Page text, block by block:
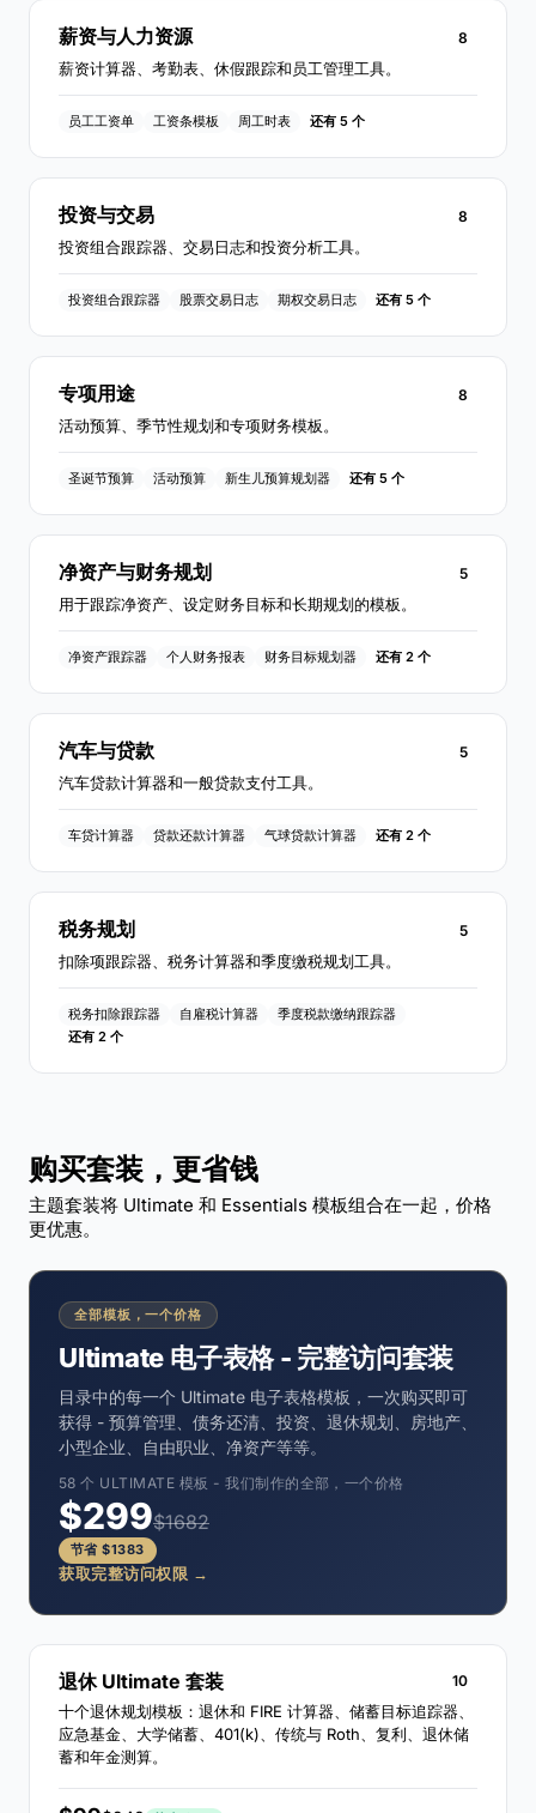
薪资与人力资源 8
薪资计算器、考勤表、休假跟踪和员工管理工具。
员工工资单 工资条模板 周工时表 还有 5 个
投资与交易 8
投资组合跟踪器、交易日志和投资分析工具。
投资组合跟踪器 股票交易日志 期权交易日志 还有 5 个
专项用途 8
活动预算、季节性规划和专项财务模板。
圣诞节预算 活动预算 新生儿预算规划器 还有 5 个
净资产与财务规划 5
用于跟踪净资产、设定财务目标和长期规划的模板。
净资产跟踪器 个人财务报表 财务目标规划器 还有 2 个
汽车与贷款 5
汽车贷款计算器和一般贷款支付工具。
车贷计算器 贷款还款计算器 气球贷款计算器 还有 2 个
税务规划 5
扣除项跟踪器、税务计算器和季度缴税规划工具。
税务扣除跟踪器 自雇税计算器
季度税款缴纳跟踪器
还有 2 个
购买套装，更省钱
主题套装将 Ultimate 和 Essentials 模板组合在一起，价格
更优惠。
全部模板，一个价格
Ultimate 电子表格 - 完整访问套装
目录中的每一个 Ultimate 电子表格模板，一次购买即可
获得 - 预算管理、债务还清、投资、退休规划、房地产、
小型企业、自由职业、净资产等等。
58 个 ULTIMATE 模板 - 我们制作的全部，一个价格
$299$1682
节省 $1383
获取完整访问权限 →
退休 Ultimate 套装 10
十个退休规划模板：退休和 FIRE 计算器、储蓄目标追踪器、
应急基金、大学储蓄、401(k)、传统与 Roth、复利、退休储
蓄和年金测算。